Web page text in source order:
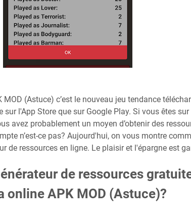
(Astuce) c’est le nouveau jeu tendance
l'App Store que sur Google Play. Si vous êtes sur
avez probablement un moyen d’obtenir des
n’est-ce pas? Aujourd'hui, on vous montre
de ressources en ligne. Le plaisir et l'épargne est
de ressources
online APK MOD (Astuce)?